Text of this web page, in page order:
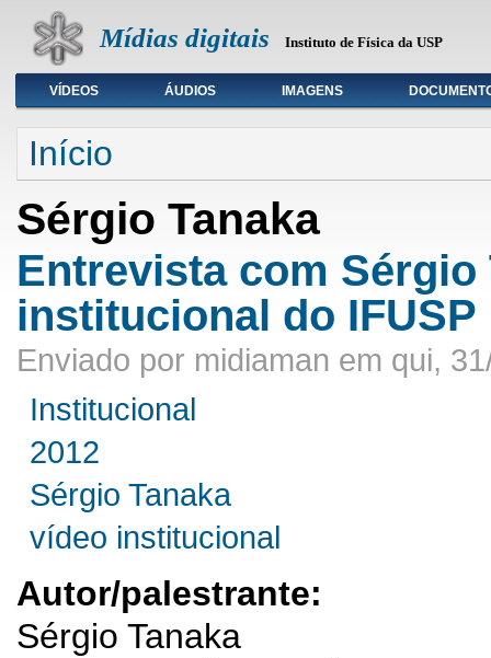
Mídias digitais Instituto de Física da USP
Seleção de tipo de mídia
VÍDEOS ÁUDIOS IMAGENS
Início
Sérgio Tanaka
Entrevista com Sérgio
institucional do IFUSP
Enviado por midiaman em qui,
Institucional
2012
Sérgio Tanaka
vídeo institucional
Autor/palestrante:
Sérgio Tanaka